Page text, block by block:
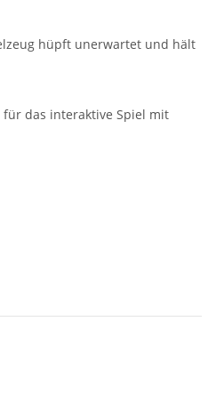
hüpft unerwartet und hält
für das interaktive Spiel mit